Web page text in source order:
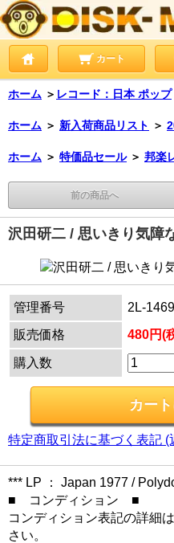
カート
ホーム ＞ レコード：日本 ポップ
ホーム ＞ 新入荷商品リスト ＞
ホーム ＞ 特価品セール ＞ 邦楽
前の商品へ
沢田研二 / 思いきり気障
管理番号
2L-
販売価格
480円(
購入数
特定商取引法に基づく表記 (
*** LP ： Japan 1977 /
■ コンディション ■
コンディション表記の詳細は
さい。